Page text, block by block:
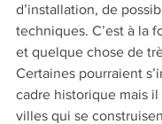
d’installation, de
techniques. C’est à la
et quelque chose de
Certaines pourraient
cadre historique mais il
villes qui se